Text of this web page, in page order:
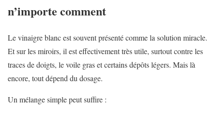
n’importe comment
Le vinaigre blanc est souvent présenté comme la solution miracle.
Et sur les miroirs, il est effectivement très utile, surtout contre les
traces de doigts, le voile gras et certains dépôts légers. Mais là
encore, tout dépend du dosage.
Un mélange simple peut suffire :